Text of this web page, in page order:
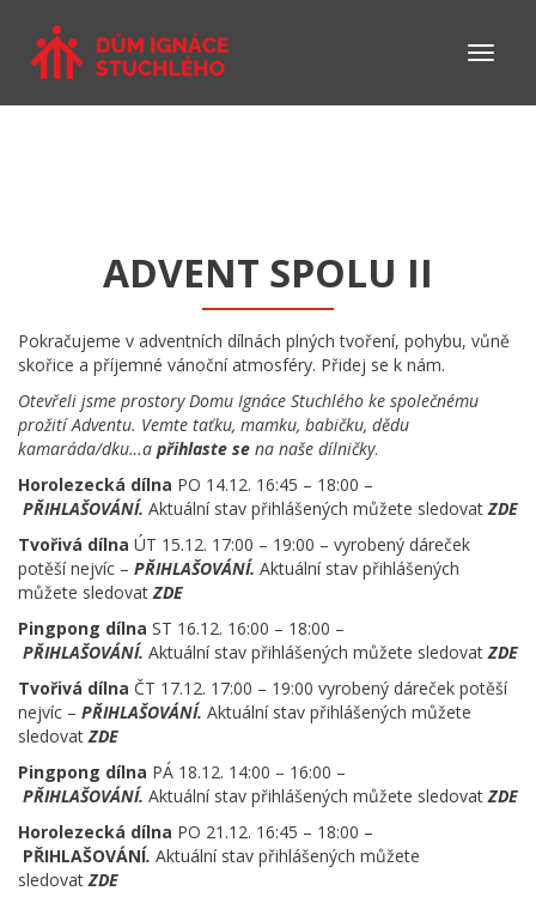
ADVENT SPOLU II
Pokračujeme v adventních dílnách plných tvoření, pohybu, vůně
skořice a příjemné vánoční atmosféry. Přidej se k nám.
Otevřeli jsme prostory Domu Ignáce Stuchlého ke společnému
prožití Adventu. Vemte taťku, mamku, babičku, dědu
kamaráda/dku…a přihlaste se na naše dílničky.
Horolezecká dílna PO 14.12. 16:45 – 18:00 –
PŘIHLAŠOVÁNÍ. Aktuální stav přihlášených můžete sledovatZDE
Tvořivá dílna ÚT 15.12. 17:00 – 19:00 – vyrobený dáreček
potěší nejvíc – PŘIHLAŠOVÁNÍ. Aktuální stav přihlášených
můžete sledovat ZDE
Pingpong dílna ST 16.12. 16:00 – 18:00 –
PŘIHLAŠOVÁNÍ. Aktuální stav přihlášených můžete sledovatZDE
Tvořivá dílna ČT 17.12. 17:00 – 19:00 vyrobený dáreček potěší
nejvíc – PŘIHLAŠOVÁNÍ. Aktuální stav přihlášených můžete
sledovatZDE
Pingpong dílna PÁ 18.12. 14:00 – 16:00 –
PŘIHLAŠOVÁNÍ. Aktuální stav přihlášených můžete sledovatZDE
Horolezecká dílna PO 21.12. 16:45 – 18:00 –
PŘIHLAŠOVÁNÍ. Aktuální stav přihlášených můžete
sledovatZDE